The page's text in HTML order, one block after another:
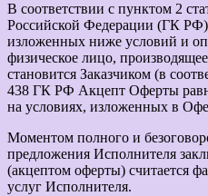
В соответствии с пунктом 2
Российской Федерации (ГК
изложенных ниже условий и
физическое лицо,
становится Заказчиком (в
438 ГК РФ Акцепт Оферты
на условиях, изложенных в
Моментом полного и
предложения Исполнителя
(акцептом оферты) считается
услуг Исполнителя.